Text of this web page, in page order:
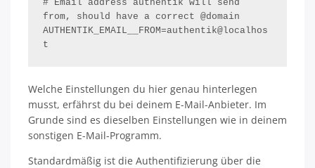
# Email address authentik will send
from, should have a correct @domain
AUTHENTIK_EMAIL__FROM=authentik@localhos
t
Welche Einstellungen du hier genau hinterlegen
musst, erfährst du bei deinem E-Mail-Anbieter. Im
Grunde sind es dieselben Einstellungen wie in deinem
sonstigen E-Mail-Programm.
Standardmäßig ist die Authentifizierung über die